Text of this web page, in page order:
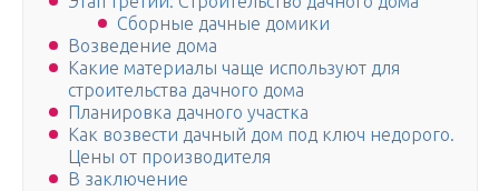
Сборные дачные домики
Возведение дома
Какие материалы чаще используют для
строительства дачного дома
Планировка дачного участка
Как возвести дачный дом под ключ недорого.
Цены от производителя
В заключение